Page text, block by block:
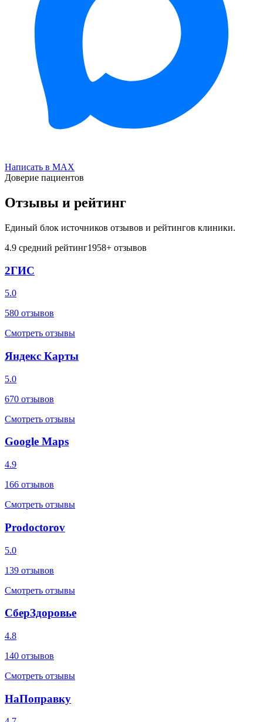
Написать в MAX
Доверие пациентов
Отзывы и рейтинг
Единый блок источников отзывов и рейтингов клиники.
4.9 средний рейтинг1958+ отзывов
2ГИС
5.0
580 отзывов
Смотреть отзывы
Яндекс Карты
5.0
670 отзывов
Смотреть отзывы
Google Maps
4.9
166 отзывов
Смотреть отзывы
Prodoctorov
5.0
139 отзывов
Смотреть отзывы
СберЗдоровье
4.8
140 отзывов
Смотреть отзывы
НаПоправку